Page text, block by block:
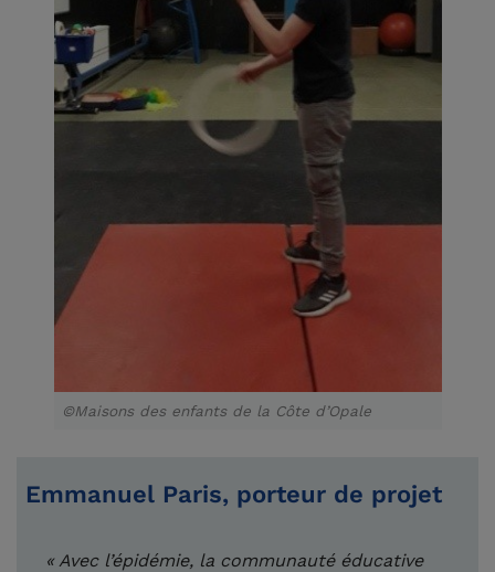
©Maisons des enfants de la Côte d’Opale
Emmanuel Paris, porteur de projet
« Avec l’épidémie, la communauté éducative